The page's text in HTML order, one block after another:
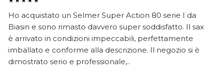
Ho acquistato un Selmer Super Action 80 serie I da
Biasin e sono rimasto davvero super soddisfatto. Il sax
è arrivato in condizioni impeccabili, perfettamente
imballato e conforme alla descrizione. Il negozio si è
dimostrato serio e professionale,..